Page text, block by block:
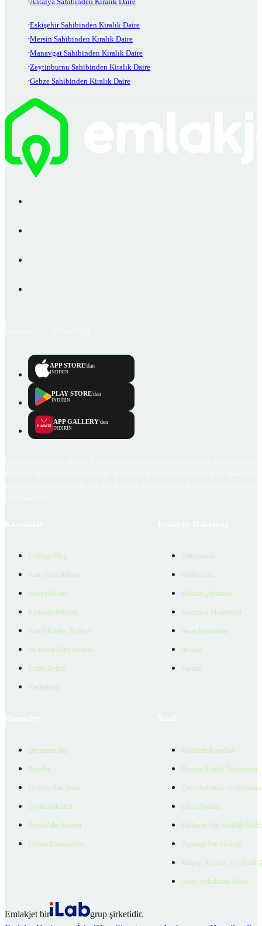
Eskişehir Sahibinden Kiralık Daire
Mersin Sahibinden Kiralık Daire
Manavgat Sahibinden Kiralık Daire
Zeytinburnu Sahibinden Kiralık Daire
Gebze Sahibinden Kiralık Daire
APP STORE'dan
İNDİRİN
PLAY STORE'dan
İNDİRİN
APP GALLERY'den
İNDİRİN
Emlakjet Blog
Satın Alma Rehberi
Satıcı Rehberi
Kiralama Rehberi
Konut Kredisi Rehberi
Ne Kadar Ödeyebilirim
Emlak Değeri
Verilerimiz
Hakkımızda
Ödüllerimiz
Reklam Çözümleri
Kurumsal Materyaller
İnsan Kaynakları
İletişim
Yardım
Danışman Bul
Projeler
Ücretsiz İlan Verin
Üyelik Paketleri
EmlakZeka Asistan
Uzman Danışmanlar
Kullanım Koşulları
Bireysel Üyelik Sözleşmesi
Çerez Politikası ve
Çerez Ayarları
Kullanıcı Veri Gizliliği
Ziyaretçi Veri Gizliliği
Müşteri Yetkilisi Veri
Aday Aydınlatma Metni
Emlakjet bir
grup şirketidir.